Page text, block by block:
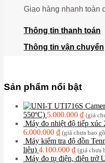
Giao hàng nhanh toàn
Thông tin thanh toán
Thông tin vận chuyển
Sản phẩm nổi bật
550ºC) 5.000.000 ₫ (giá
Máy đo nhiệt độ tiếp xúc
6.000.000 ₫ (giá chưa bao
Máy kiểm tra độ đồn
liệu) 4.100.000 ₫ (giá chưa
Máy đo tụ điện, điện trở